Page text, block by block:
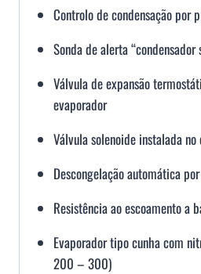
Controlo de condensação por
Sonda de alerta “condensador
Válvula de expansão
evaporador
Válvulasolenoideinstalada no
Descongelação automática
Resistência ao escoamento a
Evaporador tipo cunha com
200 – 300)